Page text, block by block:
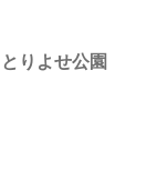
とりよせ公園